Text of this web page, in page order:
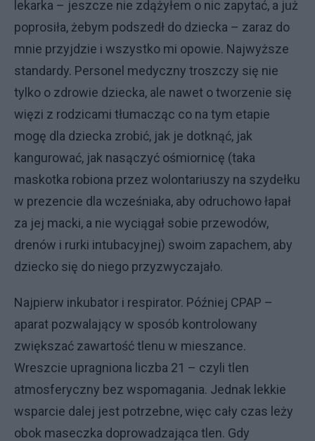
lekarka – jeszcze nie zdążyłem o nic zapytać, a już
poprosiła, żebym podszedł do dziecka – zaraz do
mnie przyjdzie i wszystko mi opowie. Najwyższe
standardy. Personel medyczny troszczy się nie
tylko o zdrowie dziecka, ale nawet o tworzenie się
więzi z rodzicami tłumacząc co na tym etapie
mogę dla dziecka zrobić, jak je dotknąć, jak
kangurować, jak nasączyć ośmiornicę (taka
maskotka robiona przez wolontariuszy na szydełku
w prezencie dla wcześniaka, aby odruchowo łapał
za jej macki, a nie wyciągał sobie przewodów,
drenów i rurki intubacyjnej) swoim zapachem, aby
dziecko się do niego przyzwyczajało.
Najpierw inkubator i respirator. Później CPAP –
aparat pozwalający w sposób kontrolowany
zwiększać zawartość tlenu w mieszance.
Wreszcie upragniona liczba 21 – czyli tlen
atmosferyczny bez wspomagania. Jednak lekkie
wsparcie dalej jest potrzebne, więc cały czas leży
obok maseczka doprowadzająca tlen. Gdy